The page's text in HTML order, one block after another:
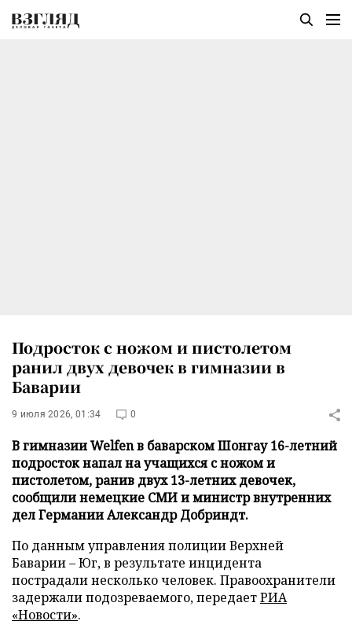
Подросток с ножом и пистолетом
ранил двух девочек в гимназии в
Баварии
9 июля 2026, 01:34 0
В гимназии Welfen в баварском Шонгау 16-летний
подросток напал на учащихся с ножом и
пистолетом, ранив двух 13-летних девочек,
сообщили немецкие СМИ и министр внутренних
дел Германии Александр Добриндт.
По данным управления полиции Верхней
Баварии – Юг, в результате инцидента
пострадали несколько человек. Правоохранители
задержали подозреваемого, передаетРИА
«Новости».